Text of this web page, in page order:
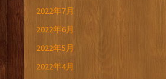
2022年7月
2022年6月
2022年5月
2022年4月